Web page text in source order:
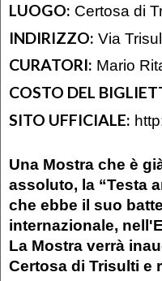
LUOGO: Certosa di
INDIRIZZO: Via
CURATORI: Mario
COSTO DEL
SITO UFFICIALE:
Una Mostra che è
assoluto, la “Testa
che ebbe il suo
internazionale,
La Mostra verrà
Certosa di Trisulti e